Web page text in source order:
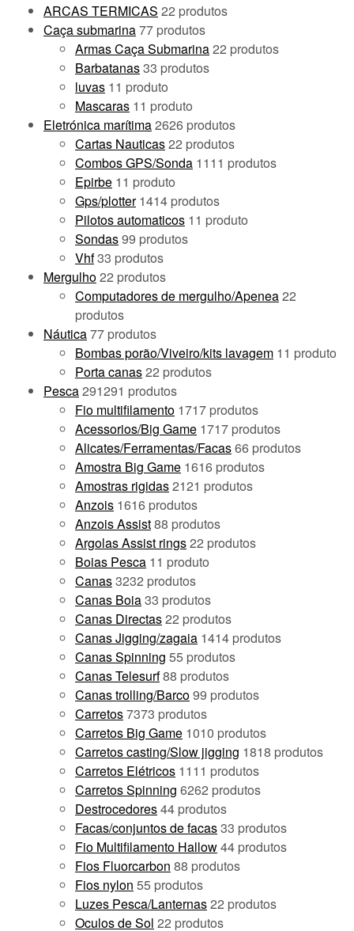
ARCAS TERMICAS 22 produtos
Caça submarina77 produtos
Armas Caça Submarina22 produtos
Barbatanas33 produtos
luvas 11 produto
Mascaras 11 produto
Eletrónica marítima2626 produtos
Cartas Nauticas22 produtos
Combos GPS/Sonda 1111 produtos
Epirbe 11 produto
Gps/plotter 1414 produtos
Pilotos automaticos 11 produto
Sondas99 produtos
Vhf33 produtos
Mergulho22 produtos
Computadores de mergulho/Apenea22
produtos
Náutica77 produtos
Bombas porão/Viveiro/kits lavagem 11 produto
Porta canas22 produtos
Pesca291291 produtos
Fio multifilamento 1717 produtos
Acessorios/Big Game 1717 produtos
Alicates/Ferramentas/Facas66 produtos
Amostra Big Game 1616 produtos
Amostras rigidas2121 produtos
Anzois 1616 produtos
Anzois Assist88 produtos
Argolas Assist rings22 produtos
Boias Pesca 11 produto
Canas3232 produtos
Canas Boia33 produtos
Canas Directas22 produtos
Canas Jigging/zagaia 1414 produtos
Canas Spinning 55 produtos
Canas Telesurf88 produtos
Canas trolling/Barco99 produtos
Carretos7373 produtos
Carretos Big Game 1010 produtos
Carretos casting/Slow jigging 1818 produtos
Carretos Elétricos 1111 produtos
Carretos Spinning 6262 produtos
Destrocedores44 produtos
Facas/conjuntos de facas33 produtos
Fio Multifilamento Hallow44 produtos
Fios Fluorcarbon 88 produtos
Fios nylon 55 produtos
Luzes Pesca/Lanternas22 produtos
Oculos de Sol 22 produtos